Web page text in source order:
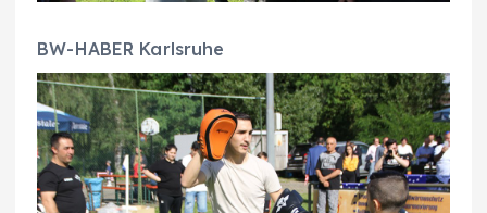
BW-HABER Karlsruhe